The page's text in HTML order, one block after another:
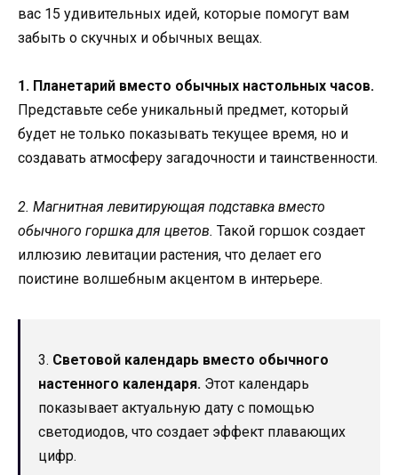
вас 15 удивительных идей, которые помогут вам
забыть о скучных и обычных вещах.
1. Планетарий вместо обычных настольных часов.
Представьте себе уникальный предмет, который
будет не только показывать текущее время, но и
создавать атмосферу загадочности и таинственности.
2. Магнитная левитирующая подставка вместо
обычного горшка для цветов. Такой горшок создает
иллюзию левитации растения, что делает его
поистине волшебным акцентом в интерьере.
3. Световой календарь вместо обычного
настенного календаря. Этот календарь
показывает актуальную дату с помощью
светодиодов, что создает эффект плавающих
цифр.